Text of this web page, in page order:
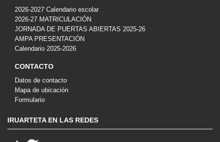
2026-2027 Calendario escolar
2026-27 MATRICULACIÓN
JORNADA DE PUERTAS ABIERTAS 2025-26
AMPA PRESENTACIÓN
Calendario 2025-2026
CONTACTO
Datos de contacto
Mapa de ubicación
Formulario
IRUARTETA EN LAS REDES